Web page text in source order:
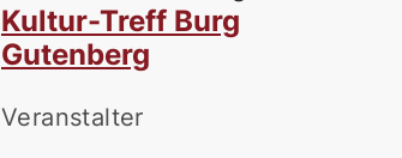
Kultur-Treff Burg
Gutenberg
Veranstalter